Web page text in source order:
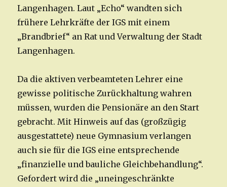
Langenhagen. Laut „Echo“ wandten sich
frühere Lehrkräfte der IGS mit einem
„Brandbrief“ an Rat und Verwaltung der Stadt
Langenhagen.
Da die aktiven verbeamteten Lehrer eine
gewisse politische Zurückhaltung wahren
müssen, wurden die Pensionäre an den Start
gebracht. Mit Hinweis auf das (großzügig
ausgestattete) neue Gymnasium verlangen
auch sie für die IGS eine entsprechende
„finanzielle und bauliche Gleichbehandlung“.
Gefordert wird die „uneingeschränkte